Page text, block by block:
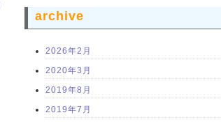
archive
2026年2月
2020年3月
2019年8月
2019年7月